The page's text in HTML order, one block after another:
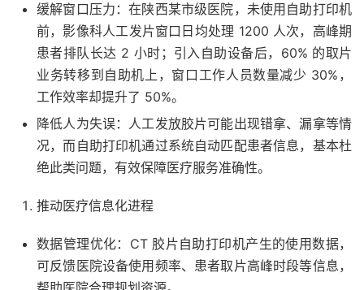
缓解窗口压力：在陕西某市级医院，未使用自助打印机
前，影像科人工发片窗口日均处理 1200 人次，高峰期
患者排队长达 2 小时；引入自助设备后，60% 的取片
业务转移到自助机上，窗口工作人员数量减少 30%，
工作效率却提升了 50%。
降低人为失误：人工发放胶片可能出现错拿、漏拿等情
况，而自助打印机通过系统自动匹配患者信息，基本杜
绝此类问题，有效保障医疗服务准确性。
推动医疗信息化进程
数据管理优化：CT 胶片自助打印机产生的使用数据，
可反馈医院设备使用频率、患者取片高峰时段等信息，